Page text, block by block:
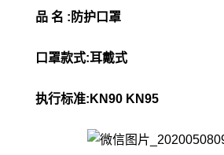
品 名 :防护口罩
口罩款式:耳戴式
执行标准:KN90 KN95